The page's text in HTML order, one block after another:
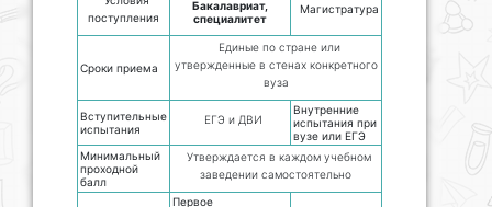
поступления
Бакалавриат,
специалитет
Магистратура
Сроки приема
Единые по стране или
утвержденные в стенах конкретного
вуза
Вступительные
испытания
ЕГЭ и ДВИ
Внутренние
испытания при
вузе или ЕГЭ
Минимальный
проходной
балл
Утверждается в каждом учебном
заведении самостоятельно
Первое